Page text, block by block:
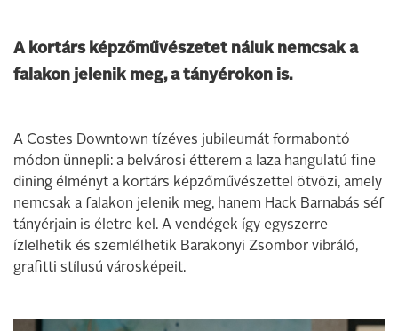
A kortárs képzőművészetet náluk nemcsak a
falakon jelenik meg, a tányérokon is.
A Costes Downtown tízéves jubileumát formabontó
módon ünnepli: a belvárosi étterem a laza hangulatú fine
dining élményt a kortárs képzőművészettel ötvözi, amely
nemcsak a falakon jelenik meg, hanem Hack Barnabás séf
tányérjain is életre kel. A vendégek így egyszerre
ízlelhetik és szemlélhetik Barakonyi Zsombor vibráló,
grafitti stílusú városképeit.